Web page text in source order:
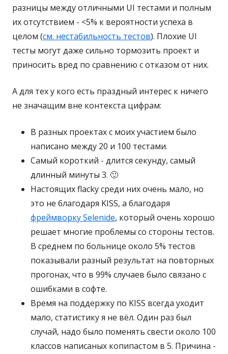
разницы между отличными UI тестами и полным
их отсутствием - <5% к вероятности успеха в
целом (см. нестабильность тестов). Плохие UI
тесты могут даже сильно тормозить проект и
приносить вред по сравнению с отказом от них.
А для тех у кого есть праздный интерес к ничего
не значащим вне контекста цифрам:
В разных проектах с моих участием было
написано между 20 и 100 тестами.
Самый короткий - длится секунду, самый
длинный минуты 3. 🙂
Настоящих flacky среди них очень мало, но
это не благодаря KISS, а благодаря
фреймворку Selenide, который очень хорошо
решает многие проблемы со стороны тестов.
В среднем по больнице около 5% тестов
показывали разный результат на повторных
прогонах, что в 99% случаев было связано с
ошибками в софте.
Время на поддержку по KISS всегда уходит
мало, статистику я не вёл. Один раз был
случай, надо было поменять свести около 100
классов написаных копипастом в 5. Причина -